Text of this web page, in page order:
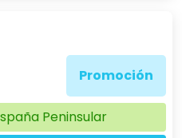
Promoción
Peninsular